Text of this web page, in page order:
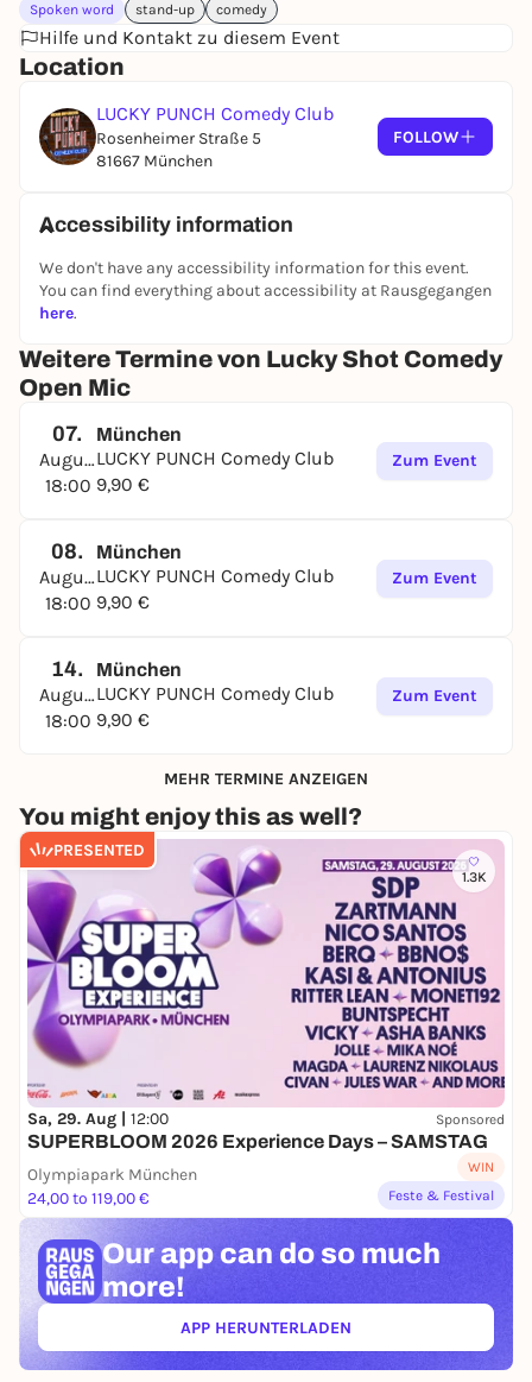
Showstart.
Spoken word stand-up comedy
Hilfe und Kontakt zu diesem Event
Location
LUCKY PUNCH Comedy Club
Rosenheimer Straße 5
81667 München
FOLLOW
Accessibility information
We don't have any accessibility information for this event.
You can find everything about accessibility at Rausgegangen
here.
Weitere Termine von Lucky Shot Comedy
Open Mic
07.
August
18:00
München
LUCKY PUNCH Comedy Club
9,90 €
Zum Event
08.
August
18:00
München
LUCKY PUNCH Comedy Club
9,90 €
Zum Event
14.
August
18:00
München
LUCKY PUNCH Comedy Club
9,90 €
Zum Event
MEHR TERMINE ANZEIGEN
You might enjoy this as well?
PRESENTED
1.3K
Sa, 29. Aug | 12:00 Sponsored
SUPERBLOOM 2026 Experience Days – SAMSTAG
Olympiapark München
24,00 to 119,00 €
WIN
Feste & Festival
Our app can do so much
more!
APP HERUNTERLADEN(ÖFFNET IN NEUEM TAB)